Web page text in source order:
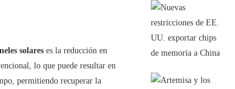
solares es la reducción en
lo que puede resultar en
permitiendo recuperar la